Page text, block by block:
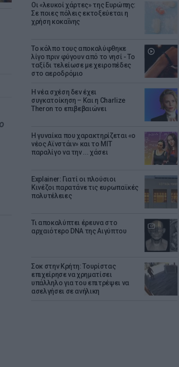
Οι «λευκοί χάρτες» της Ευρώπης:
Σε ποιες πόλεις εκτοξεύεται η
χρήση κοκαΐνης
Το κόλπο τους αποκαλύφθηκε
λίγο πριν φύγουν από το νησί - Το
ταξίδι τελείωσε με χειροπέδες
στο αεροδρόμιο
Η νέα σχέση δεν έχει
συγκατοίκηση – Και η Charlize
Theron το επιβεβαιώνει
Η γυναίκα που χαρακτηρίζεται «ο
νέος Αϊνστάιν» και το MIT
παραλίγο να την ... χάσει
Explainer: Γιατί οι πλούσιοι
Κινέζοι παρατάνε τις ευρωπαϊκές
πολυτέλειες
Τι αποκαλύπτει έρευνα στο
αρχαιότερο DNA της Αιγύπτου
Σοκ στην Κρήτη: Τουρίστας
επιχείρησε να χρηματίσει
υπάλληλο για του επιτρέψει να
ασελγήσει σε ανήλικη